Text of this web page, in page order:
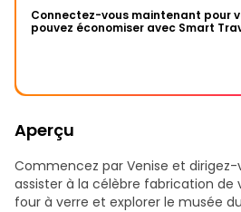
Connectez-vous maintenant pour
pouvez économiser avec Smart
Aperçu
Commencez par Venise et
assister à la célèbre fabrication de
four à verre et explorer le musée